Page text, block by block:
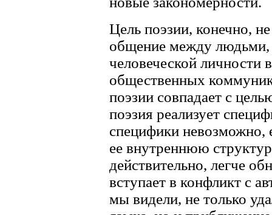
Цель поэзии, конечно,
общение между людьми,
человеческой личности
общественных
поэзии совпадает с
поэзия реализует
специфики невозможно,
ее внутреннюю
действительно, легче
вступает в конфликт с
мы видели, не только